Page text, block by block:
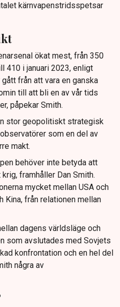
kärnvapenstridsspetsar
ökat mest, från 350
410 i januari 2023, enligt
från att vara en ganska
till att bli en av vår tids
påpekar Smith.
stor geopolitiskt strategisk
som en del av
makt.
behöver inte betyda att
framhåller Dan Smith.
mycket mellan USA och
Kina, från relationen mellan
dagens världsläge och
som avslutades med Sovjets
konfrontation och en hel del
några av